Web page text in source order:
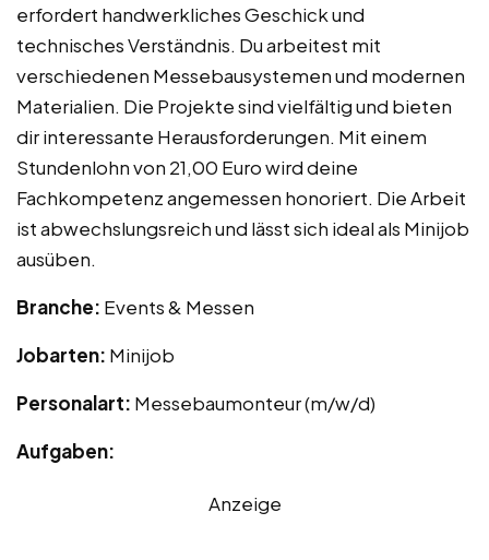
erfordert handwerkliches Geschick und
technisches Verständnis. Du arbeitest mit
verschiedenen Messebausystemen und modernen
Materialien. Die Projekte sind vielfältig und bieten
dir interessante Herausforderungen. Mit einem
Stundenlohn von 21,00 Euro wird deine
Fachkompetenz angemessen honoriert. Die Arbeit
ist abwechslungsreich und lässt sich ideal als Minijob
ausüben.
Branche: Events & Messen
Jobarten: Minijob
Personalart: Messebaumonteur (m/w/d)
Aufgaben:
Anzeige